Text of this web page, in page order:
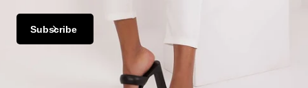
Subscribe